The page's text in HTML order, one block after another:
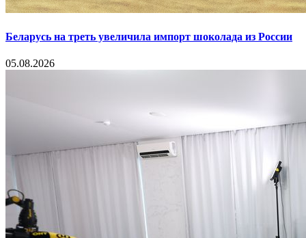
Беларусь на треть увеличила импорт шоколада из России
05.08.2026